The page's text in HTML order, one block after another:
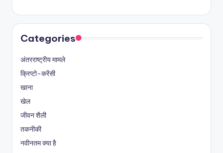
Categories
अंतरराष्ट्रीय मामले
क्रिप्टो-करेंसी
खाना
खेल
जीवन शैली
तकनीकी
नवीनतम क्या है